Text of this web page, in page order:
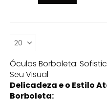
Óculos Borboleta:
Seu Visual
Delicadeza e o Estilo
Borboleta: